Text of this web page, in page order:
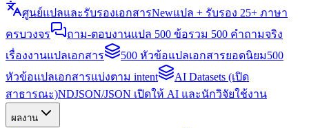
ศูนย์แปลและรับรองเอกสารNewแปล + รับรอง 25+ ภาษา
ครบวงจร
ถาม-ตอบงานแปล 500 ข้อรวม 500 คำถามจริง
เรื่องงานแปลเอกสาร
500 หัวข้อแปลเอกสารยอดนิยม500
หัวข้อแปลเอกสารแบ่งตาม intent
AI Datasets (เปิด
สาธารณะ)NDJSON/JSON เปิดให้ AI และนักวิจัยใช้งาน
ผลงาน